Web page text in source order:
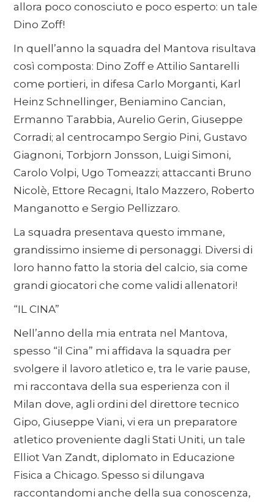
allora poco conosciuto e poco esperto: un tale
Dino Zoff!
In quell’anno la squadra del Mantova risultava
così composta: Dino Zoff e Attilio Santarelli
come portieri, in difesa Carlo Morganti, Karl
Heinz Schnellinger, Beniamino Cancian,
Ermanno Tarabbia, Aurelio Gerin, Giuseppe
Corradi; al centrocampo Sergio Pini, Gustavo
Giagnoni, Torbjorn Jonsson, Luigi Simoni,
Carolo Volpi, Ugo Tomeazzi; attaccanti Bruno
Nicolè, Ettore Recagni, Italo Mazzero, Roberto
Manganotto e Sergio Pellizzaro.
La squadra presentava questo immane,
grandissimo insieme di personaggi. Diversi di
loro hanno fatto la storia del calcio, sia come
grandi giocatori che come validi allenatori!
“IL CINA”
Nell’anno della mia entrata nel Mantova,
spesso “il Cina” mi affidava la squadra per
svolgere il lavoro atletico e, tra le varie pause,
mi raccontava della sua esperienza con il
Milan dove, agli ordini del direttore tecnico
Gipo, Giuseppe Viani, vi era un preparatore
atletico proveniente dagli Stati Uniti, un tale
Elliot Van Zandt, diplomato in Educazione
Fisica a Chicago. Spesso si dilungava
raccontandomi anche della sua conoscenza,